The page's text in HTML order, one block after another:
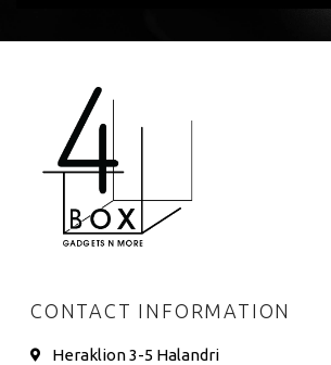
CONTACT INFORMATION
Heraklion 3-5 Halandri